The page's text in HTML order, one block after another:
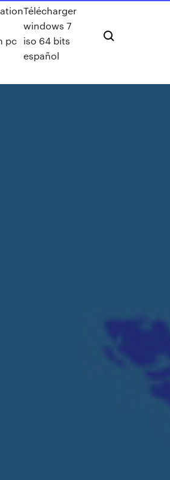
pc
Télécharger
windows 7
iso 64 bits
español